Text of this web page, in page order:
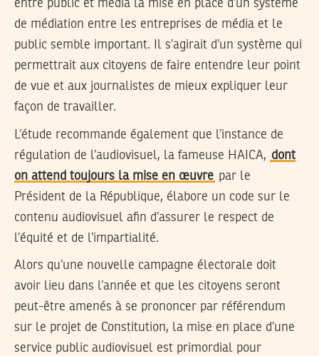
entre public et média la mise en place d’un système
de médiation entre les entreprises de média et le
public semble important. Il s’agirait d’un système qui
permettrait aux citoyens de faire entendre leur point
de vue et aux journalistes de mieux expliquer leur
façon de travailler.
L’étude recommande également que l’instance de
régulation de l’audiovisuel, la fameuse HAICA, dont
on attend toujours la mise en œuvre par le
Président de la République, élabore un code sur le
contenu audiovisuel afin d’assurer le respect de
l’équité et de l’impartialité.
Alors qu’une nouvelle campagne électorale doit
avoir lieu dans l’année et que les citoyens seront
peut-être amenés à se prononcer par référendum
sur le projet de Constitution, la mise en place d’une
service public audiovisuel est primordial pour